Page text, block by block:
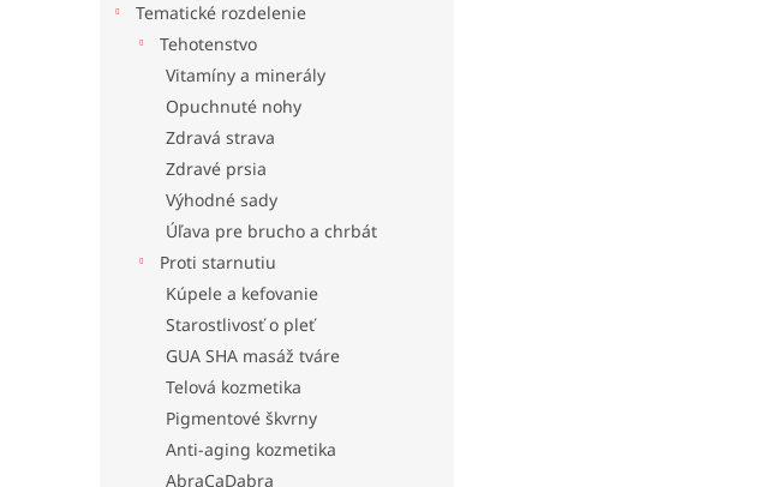
Tematické rozdelenie
Tehotenstvo
Vitamíny a minerály
Opuchnuté nohy
Zdravá strava
Zdravé prsia
Výhodné sady
Úľava pre brucho a chrbát
Proti starnutiu
Kúpele a kefovanie
Starostlivosť o pleť
GUA SHA masáž tváre
Telová kozmetika
Pigmentové škvrny
Anti-aging kozmetika
AbraCaDabra